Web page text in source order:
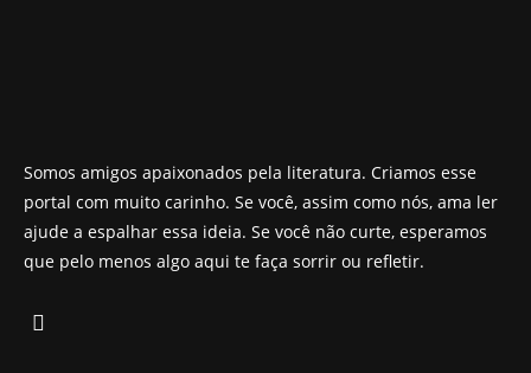
Somos amigos apaixonados pela literatura. Criamos esse
portal com muito carinho. Se você, assim como nós, ama ler
ajude a espalhar essa ideia. Se você não curte, esperamos
que pelo menos algo aqui te faça sorrir ou refletir.